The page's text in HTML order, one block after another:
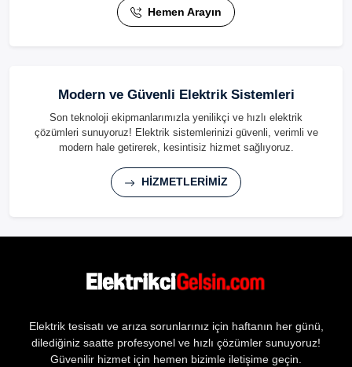
Hemen Arayın
Modern ve Güvenli Elektrik Sistemleri
Son teknoloji ekipmanlarımızla yenilikçi ve hızlı elektrik
çözümleri sunuyoruz! Elektrik sistemlerinizi güvenli, verimli ve
modern hale getirerek, kesintisiz hizmet sağlıyoruz.
HİZMETLERİMİZ
Elektrik tesisatı ve arıza sorunlarınız için haftanın her günü,
dilediğiniz saatte profesyonel ve hızlı çözümler sunuyoruz!
Güvenilir hizmet için hemen bizimle iletişime geçin.